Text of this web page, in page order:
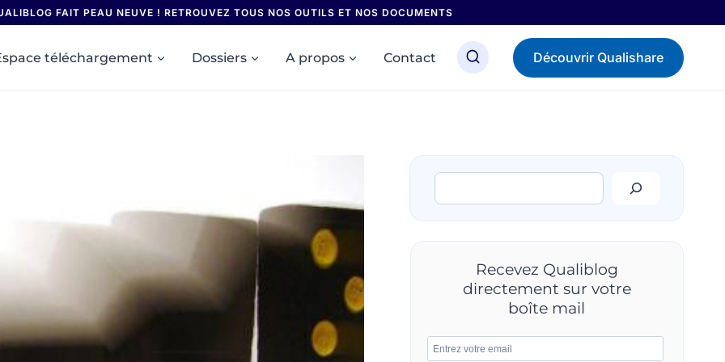
FAIT PEAU NEUVE ! RETROUVEZ TOUS NOS OUTILS ET NOS DOCUMENTS
téléchargement Dossiers A propos Contact Découvrir Qualishare
Rechercher
Recevez Qualiblog
directement sur votre
boîte mail